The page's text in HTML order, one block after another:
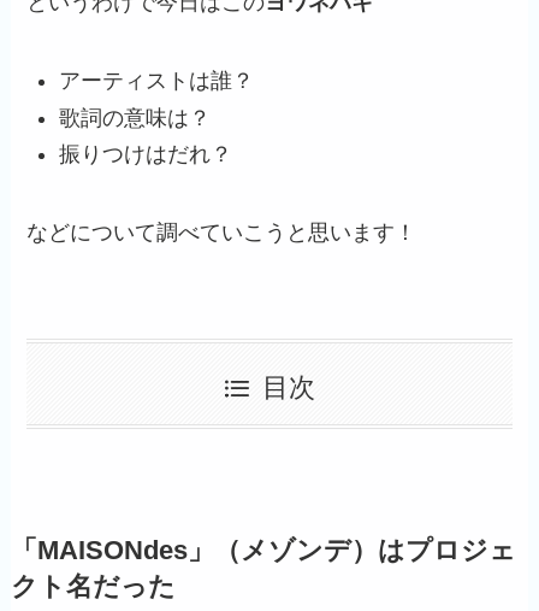
アーティストは誰？
歌詞の意味は？
振りつけはだれ？
などについて調べていこうと思います！
目次
「MAISONdes」（メゾンデ）はプロジェ
クト名だった